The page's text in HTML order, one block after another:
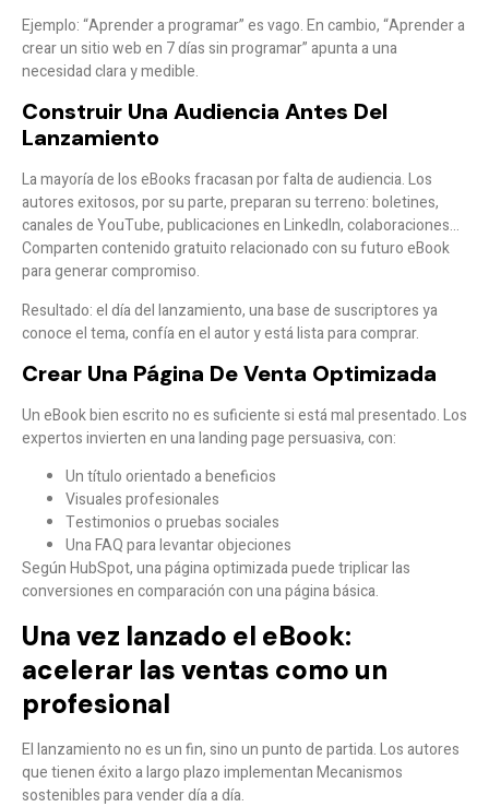
Ejemplo: “Aprender a programar” es vago. En cambio, “Aprender a
crear un sitio web en 7 días sin programar” apunta a una
necesidad clara y medible.
Construir Una Audiencia Antes Del
Lanzamiento
La mayoría de los eBooks fracasan por falta de audiencia. Los
autores exitosos, por su parte,preparan su terreno: boletines,
canales de YouTube, publicaciones en LinkedIn, colaboraciones…
Comparten contenido gratuito relacionado con su futuro eBook
para generar compromiso.
Resultado: el día del lanzamiento, una base de suscriptores ya
conoce el tema,confíaen el autor y está lista para comprar.
Crear Una Página De Venta Optimizada
Un eBook bien escrito no es suficiente si está mal presentado. Los
expertos invierten en unalanding page persuasiva, con:
Un título orientado a beneficios
Visuales profesionales
Testimonios o pruebas sociales
Una FAQ para levantar objeciones
Según HubSpot, una página optimizada puedetriplicar las
conversionesen comparación con una página básica.
Una vez lanzado el eBook:
acelerar las ventas como un
profesional
El lanzamiento no es un fin, sino un punto de partida. Los autores
que tienen éxito a largo plazo implementanMecanismos
sosteniblespara vender día a día.